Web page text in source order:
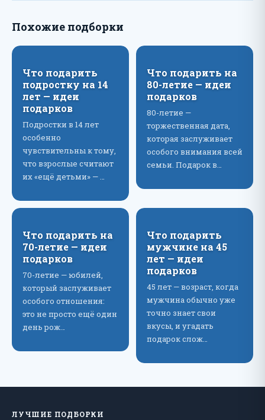
Похожие подборки
Что подарить
подростку на 14
лет — идеи
подарков
Подростки в 14 лет
особенно
чувствительны к тому,
что взрослые считают
их «ещё детьми» — …
Что подарить на
80-летие — идеи
подарков
80-летие —
торжественная дата,
которая заслуживает
особого внимания всей
семьи. Подарок в…
Что подарить на
70-летие — идеи
подарков
70-летие — юбилей,
который заслуживает
особого отношения:
это не просто ещё один
день рож…
Что подарить
мужчине на 45
лет — идеи
подарков
45 лет — возраст, когда
мужчина обычно уже
точно знает свои
вкусы, и угадать
подарок слож…
ЛУЧШИЕ ПОДБОРКИ